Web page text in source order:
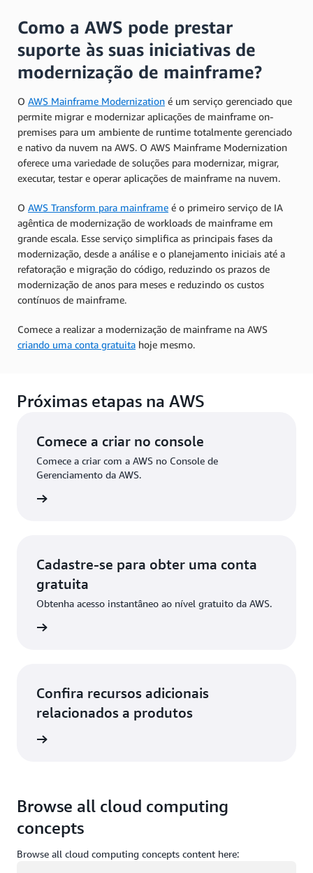
Como a AWS pode prestar
suporte às suas iniciativas de
modernização de mainframe?
O AWS Mainframe Modernization é um serviço gerenciado que
permite migrar e modernizar aplicações de mainframe on-
premises para um ambiente de runtime totalmente gerenciado
e nativo da nuvem na AWS. O AWS Mainframe Modernization
oferece uma variedade de soluções para modernizar, migrar,
executar, testar e operar aplicações de mainframe na nuvem.
O AWS Transform para mainframe é o primeiro serviço de IA
agêntica de modernização de workloads de mainframe em
grande escala. Esse serviço simplifica as principais fases da
modernização, desde a análise e o planejamento iniciais até a
refatoração e migração do código, reduzindo os prazos de
modernização de anos para meses e reduzindo os custos
contínuos de mainframe.
Comece a realizar a modernização de mainframe na AWS
criando uma conta gratuita hoje mesmo.
Próximas etapas na AWS
Comece a criar no console
Comece a criar com a AWS no Console de
Gerenciamento da AWS.
Cadastre-se para obter uma conta
gratuita
Obtenha acesso instantâneo ao nível gratuito da AWS.
Confira recursos adicionais
relacionados a produtos
Browse all cloud computing
concepts
Browse all cloud computing concepts content here: